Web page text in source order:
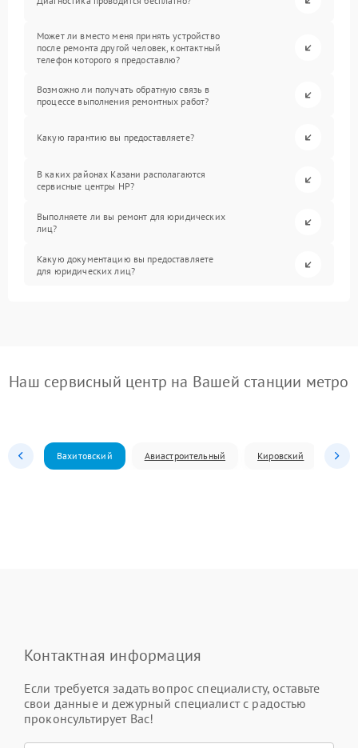
Может ли вместо меня принять устройство
после ремонта другой человек, контактный
телефон которого я предоставлю?
Возможно ли получать обратную связь в
процессе выполнения ремонтных работ?
Какую гарантию вы предоставляете?
В каких районах Казани располагаются
сервисные центры HP?
Выполняете ли вы ремонт для юридических
лиц?
Какую документацию вы предоставляете
для юридических лиц?
Наш сервисный центр на Вашей станции метро
Вахитовский Авиастроительный Кировский
Контактная информация
Если требуется задать вопрос специалисту, оставьте
свои данные и дежурный специалист с радостью
проконсультирует Вас!